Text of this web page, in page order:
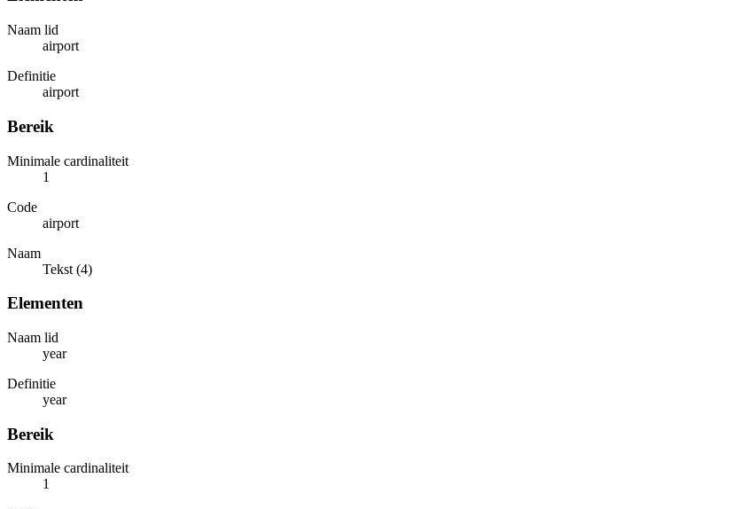
Naam lid
airport
Definitie
airport
Bereik
Minimale cardinaliteit
1
Code
airport
Naam
Tekst (4)
Elementen
Naam lid
year
Definitie
year
Bereik
Minimale cardinaliteit
1